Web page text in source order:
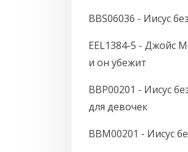
BBS06036 - Иисус
EEL1384-5 - Джойс
и он убежит
BBP00201 - Иисус
для девочек
BBM00201 - Иисус